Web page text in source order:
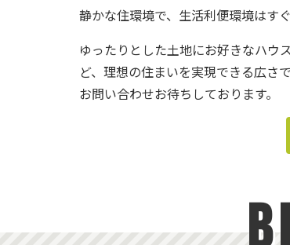
静かな住環境で、生活利便環境はすぐ
ゆったりとした土地にお好きなハウ
ど、理想の住まいを実現できる広さで
お問い合わせお待ちしております。